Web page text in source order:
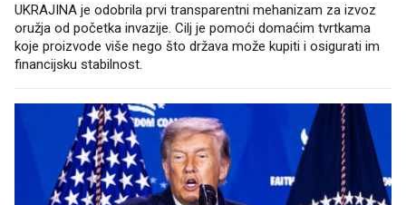
UKRAJINA je odobrila prvi transparentni mehanizam za izvoz
oružja od početka invazije. Cilj je pomoći domaćim tvrtkama
koje proizvode više nego što država može kupiti i osigurati im
financijsku stabilnost.